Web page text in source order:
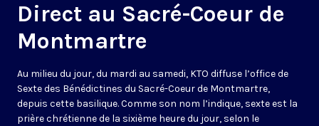
Direct au Sacré-Coeur de
Montmartre
Au milieu du jour, du mardi au samedi, KTO diffuse l’office de
Sexte des Bénédictines du Sacré-Coeur de Montmartre,
depuis cette basilique. Comme son nom l’indique, sexte est la
prière chrétienne de la sixième heure du jour, selon le